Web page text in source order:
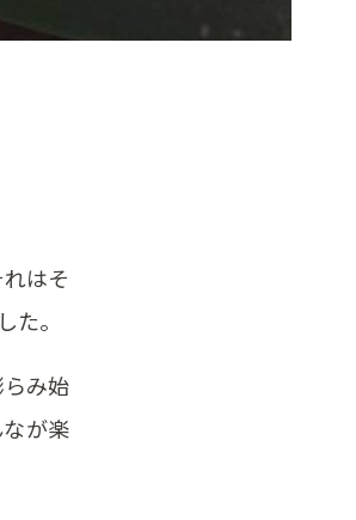
はそ
。
み始
が楽